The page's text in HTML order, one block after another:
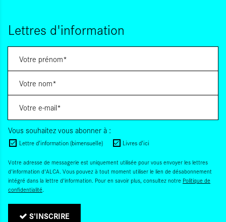
Lettres d'information
Vous souhaitez vous abonner à :
Lettre d'information (bimensuelle) Livres d'ici
Votre adresse de messagerie est uniquement utilisée pour vous envoyer les lettres
d'information d'ALCA. Vous pouvez à tout moment utiliser le lien de désabonnement
intégré dans la lettre d'information. Pour en savoir plus, consultez notre Politique de
confidentialité.
S'INSCRIRE